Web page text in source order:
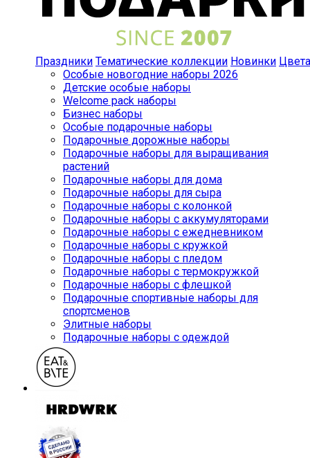
Праздники Тематические коллекции Новинки Цвета
Особые новогодние наборы 2026
Детские особые наборы
Welcome pack наборы
Бизнес наборы
Особые подарочные наборы
Подарочные дорожные наборы
Подарочные наборы для выращивания
растений
Подарочные наборы для дома
Подарочные наборы для сыра
Подарочные наборы с колонкой
Подарочные наборы с аккумуляторами
Подарочные наборы с ежедневником
Подарочные наборы с кружкой
Подарочные наборы с пледом
Подарочные наборы с термокружкой
Подарочные наборы с флешкой
Подарочные спортивные наборы для
спортсменов
Элитные наборы
Подарочные наборы с одеждой